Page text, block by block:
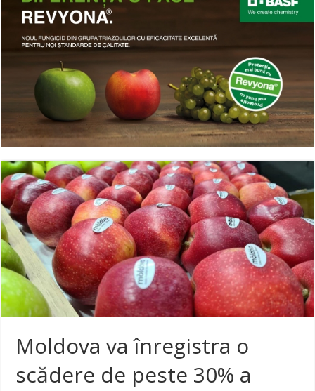
Moldova va înregistra o
scădere de peste 30% a